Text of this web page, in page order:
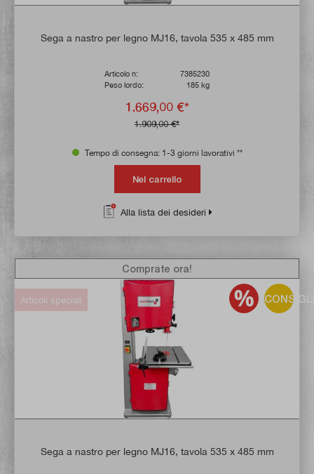
Sega a nastro per legno MJ16, tavola 535 x 485 mm
Articolo n:
7385230
Peso lordo:
185 kg
1.669,00 €*
1.909,00 €*
Tempo di consegna: 1-3 giorni lavorativi **
Nel carrello
Alla lista dei desideri
Articoli speciali
Sega a nastro per legno MJ16, tavola 535 x 485 mm
Comprate ora!